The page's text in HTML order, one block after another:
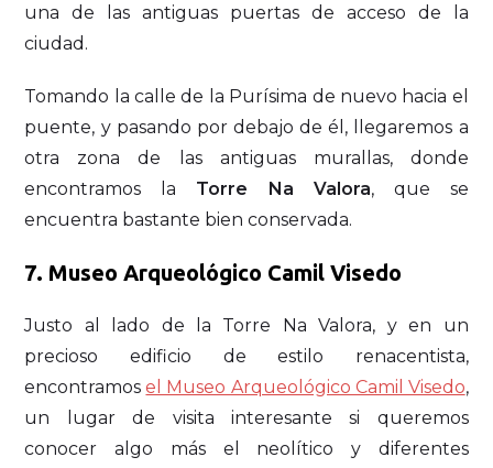
una de las antiguas puertas de acceso de la
ciudad.
Tomando la calle de la Purísima de nuevo hacia el
puente, y pasando por debajo de él, llegaremos a
otra zona de las antiguas murallas, donde
encontramos la Torre Na Valora, que se
encuentra bastante bien conservada.
7. Museo Arqueológico Camil Visedo
Justo al lado de la Torre Na Valora, y en un
precioso edificio de estilo renacentista,
encontramosel Museo Arqueológico Camil Visedo,
un lugar de visita interesante si queremos
conocer algo más el neolítico y diferentes